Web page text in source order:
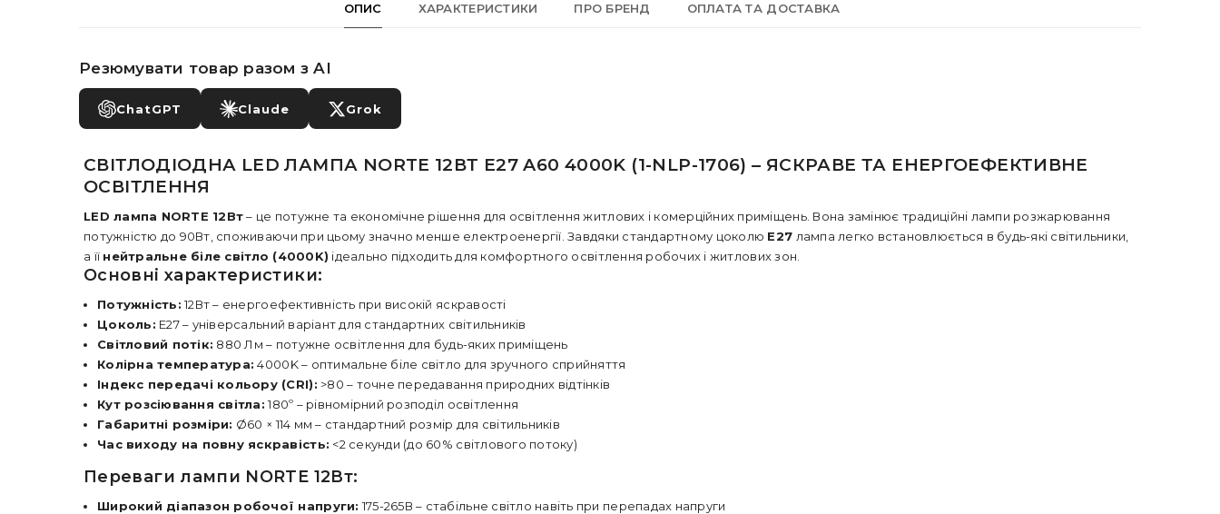
ОПИС ХАРАКТЕРИСТИКИ ПРО БРЕНД ОПЛАТА ТА ДОСТАВКА
Резюмувати товар разом з AI
ChatGPT Claude Grok
СВІТЛОДІОДНА LED ЛАМПА NORTE 12ВТ E27 A60 4000K (1-NLP-1706) – ЯСКРАВЕ ТА ЕНЕРГОЕФЕКТИВНЕ
ОСВІТЛЕННЯ
LED лампа NORTE 12Вт– це потужне та економічне рішення для освітлення житлових і комерційних приміщень. Вона замінює традиційні лампи розжарювання
потужністю до 90Вт, споживаючи при цьому значно менше електроенергії. Завдяки стандартному цоколю E27 лампа легко встановлюється в будь-які світильники,
а її нейтральне біле світло (4000K) ідеально підходить для комфортного освітлення робочих і житлових зон.
Основні характеристики:
Потужність: 12Вт – енергоефективність при високій яскравості
Цоколь: E27 – універсальний варіант для стандартних світильників
Світловий потік: 880 Лм – потужне освітлення для будь-яких приміщень
Колірна температура: 4000K – оптимальне біле світло для зручного сприйняття
Індекс передачі кольору (CRI): >80 – точне передавання природних відтінків
Кут розсіювання світла: 180º – рівномірний розподіл освітлення
Габаритні розміри: Ø60 × 114 мм – стандартний розмір для світильників
Час виходу на повну яскравість: <2 секунди (до 60% світлового потоку)
Переваги лампи NORTE 12Вт:
Широкий діапазон робочої напруги: 175-265В – стабільне світло навіть при перепадах напруги